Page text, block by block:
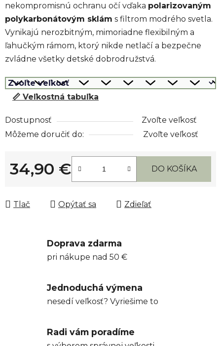
nekompromisnú ochranu očí vďaka polarizovaným
polykarbonátovým sklám s filtrom modrého svetla.
Vynikajú nerozbitným, mimoriadne flexibilným a
ľahučkým rámom, ktorý nikde netlačí a bezpečne
zvládne všetky detské dobrodružstvá.
📏 Veľkostná tabuľka
Dostupnosť
Zvoľte veľkosť
Môžeme doručiť do:
Zvoľte veľkosť
34,90 €
Jednotková cena:
DO KOŠÍKA
Tlač Opýtať sa Zdieľať
Doprava zdarma
pri nákupe nad 50 €
Jednoduchá výmena
nesedí veľkosť? Vyriešime to
Radi vám poradíme